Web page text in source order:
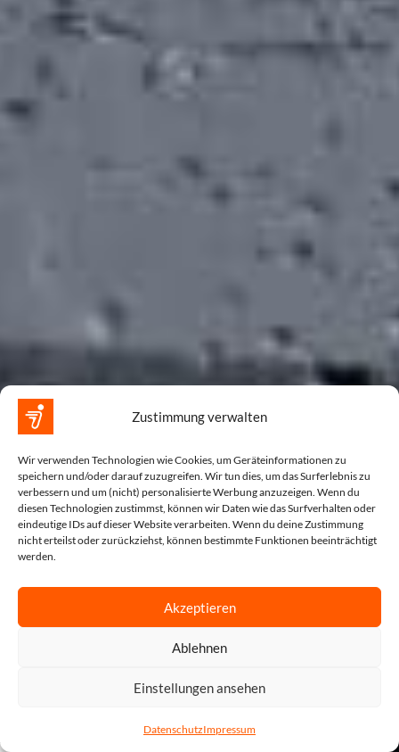
Zustimmung verwalten
Wir verwenden Technologien wie Cookies, um Geräteinformationen zu
speichern und/oder darauf zuzugreifen. Wir tun dies, um das Surferlebnis zu
verbessern und um (nicht) personalisierte Werbung anzuzeigen. Wenn du
diesen Technologien zustimmst, können wir Daten wie das Surfverhalten oder
eindeutige IDs auf dieser Website verarbeiten. Wenn du deine Zustimmung
nicht erteilst oder zurückziehst, können bestimmte Funktionen beeinträchtigt
werden.
Akzeptieren
Ablehnen
Einstellungen ansehen
DatenschutzImpressum